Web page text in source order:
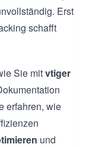
Erst
schafft
Sie mitvtiger
erfahren, wie
und